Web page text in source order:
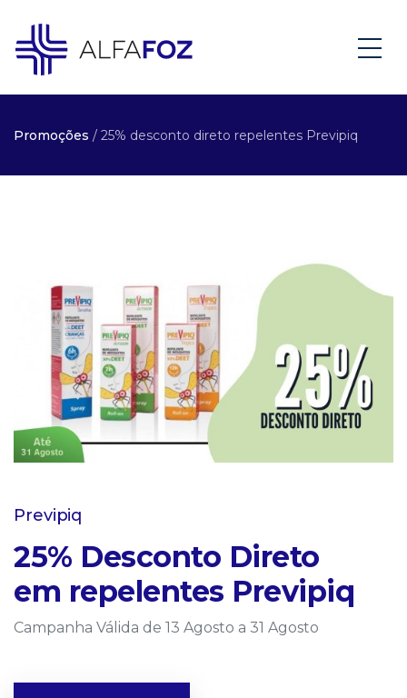
Promoções / 25% desconto direto repelentes Previpiq
Previpiq
25% Desconto Direto
em repelentes Previpiq
Campanha Válida de 13 Agosto a 31 Agosto